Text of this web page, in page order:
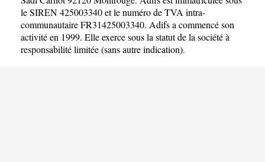
le SIREN 425003340 et le numéro de TVA intra-
communautaire FR31425003340. Adifs a commencé son
activité en 1999. Elle exerce sous la statut de la société à
responsabilité limitée (sans autre indication).